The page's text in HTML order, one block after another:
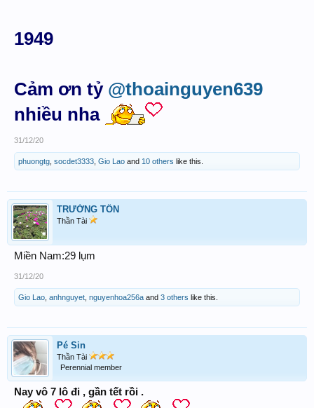
1949
Cảm ơn tỷ @thoainguyen639
nhiều nha
31/12/20
phuongtg socdet3333 Gio Lao and 10 others like this.
TRƯỜNG TỒN
Thần Tài
Miền Nam:29 lụm
31/12/20
Gio Lao anhnguyet nguyenhoa256a and 3 others like this.
Pé Sin
Thần Tài
Perennial member
Nay vô 7 lô đi , gần tết rồi .